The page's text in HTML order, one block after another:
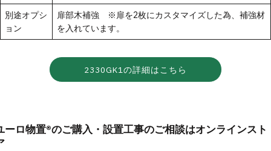
別途オプシ
ョン
扉部木補強 ※扉を2枚にカスタマイズした為、補強材
を入れています。
2330GK1の詳細はこちら
ーロ物置®のご購入・設置工事のご相談はオンラインスト